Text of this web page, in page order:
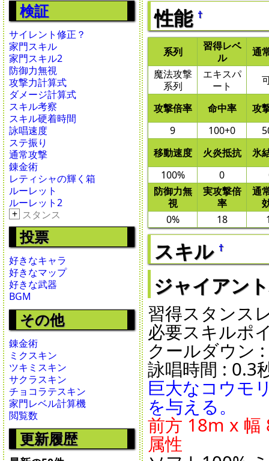
検証
サイレント修正？
家門スキル
家門スキル2
防御力無視
攻撃力計算式
ダメージ計算式
スキル考察
スキル硬着時間
詠唱速度
ステ振り
通常攻撃
錬金術
レティシャの輝く箱
ルーレット
ルーレット2
+ スタンス
投票
好きなキャラ
好きなマップ
好きな武器
BGM
その他
錬金術
ミクスキン
ツキミスキン
サクラスキン
チョコラテスキン
家門レベル計算機
閲覧数
更新履歴
性能 †
系列
習得レベ
ル
通
魔法攻撃
系列
エキスパ
ート
攻撃倍率 命中率
攻
9
100+0
移動速度
火炎抵抗
氷
100%
0
防御力無
視
実攻撃倍
率
通
0%
18
スキル †
ジャイアン
習得スタンス
必要スキルポ
クールダウン
詠唱時間 : 0.3
巨大なコウモ
を与える。
前方 18m x 幅
属性